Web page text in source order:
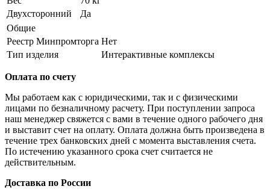
Двухсторонний
Да
Общие
Реестр Минпромторга Нет
Тип изделия
Интерактивные комплексы
Оплата по счету
Мы работаем как с юридическими, так и с физическими
лицами по безналичному расчету. При поступлении запроса
наш менеджер свяжется с вами в течение одного рабочего дня
и выставит счет на оплату. Оплата должна быть произведена в
течение трех банковских дней с момента выставления счета.
По истечению указанного срока счет считается не
действительным.
Доставка по России